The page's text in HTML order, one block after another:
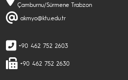
Çamburnu/Sürmene Trabzon
akmyo@ktu.edu.tr
+90 462 752 2603
+90 462 752 2630